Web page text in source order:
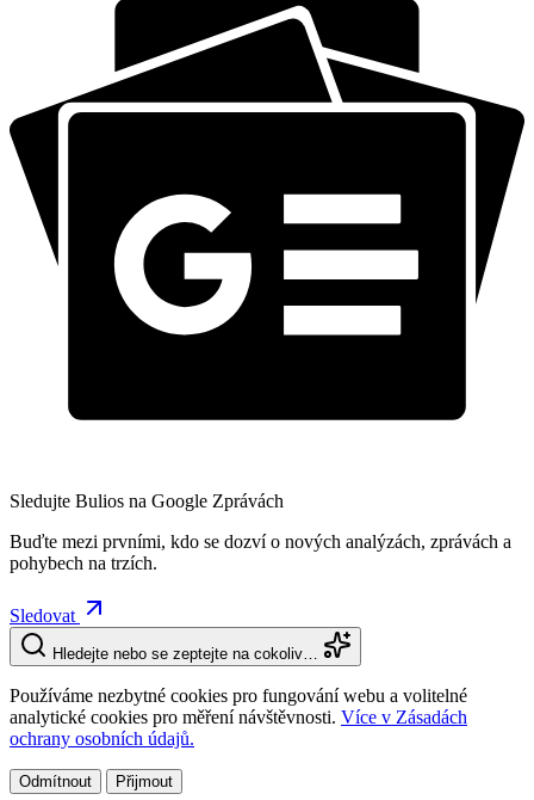
Sledujte Bulios na Google Zprávách
Buďte mezi prvními, kdo se dozví o nových analýzách, zprávách a
pohybech na trzích.
Sledovat
Hledejte nebo se zeptejte na cokoliv…
Používáme nezbytné cookies pro fungování webu a volitelné
analytické cookies pro měření návštěvnosti. Více v Zásadách
ochrany osobních údajů.
Odmítnout Přijmout